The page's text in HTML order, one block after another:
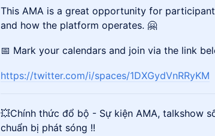
This AMA is a great opportunity for
and how the platform operates. 🤗
📅 Mark your calendars and join via the link
https://twitter.com/i/spaces/1DXGydVnRRyKM
​💥Chính thức đổ bộ - Sự kiện AMA, talkshow
chuẩn bị phát sóng !!